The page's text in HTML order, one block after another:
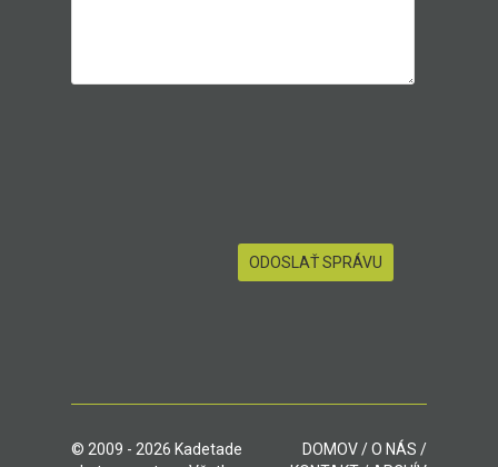
© 2009 - 2026 Kadetade
DOMOV/O NÁS /